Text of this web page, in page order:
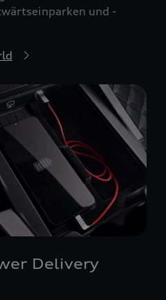
und -
Delivery